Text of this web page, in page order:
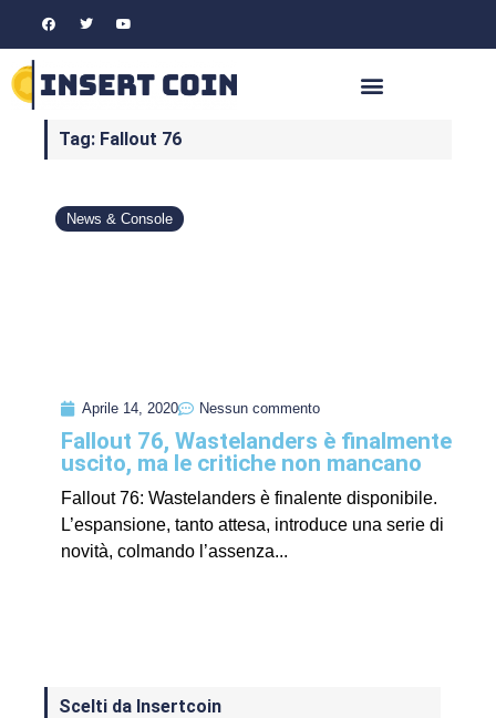
Tag: Fallout 76
News & Console
Aprile 14, 2020 Nessun commento
Fallout 76, Wastelanders è finalmente
uscito, ma le critiche non mancano
Fallout 76: Wastelanders è finalente disponibile.
L’espansione, tanto attesa, introduce una serie di
novità, colmando l’assenza...
Scelti da Insertcoin